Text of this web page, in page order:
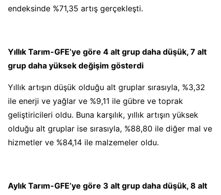
endeksinde %71,35 artış gerçekleşti.
Yıllık Tarım-GFE’ye göre 4 alt grup daha düşük, 7 alt
grup daha yüksek değişim gösterdi
Yıllık artışın düşük olduğu alt gruplar sırasıyla, %3,32
ile enerji ve yağlar ve %9,11 ile gübre ve toprak
geliştiricileri oldu. Buna karşılık, yıllık artışın yüksek
olduğu alt gruplar ise sırasıyla, %88,80 ile diğer mal ve
hizmetler ve %84,14 ile malzemeler oldu.
Aylık Tarım-GFE’ye göre 3 alt grup daha düşük, 8 alt